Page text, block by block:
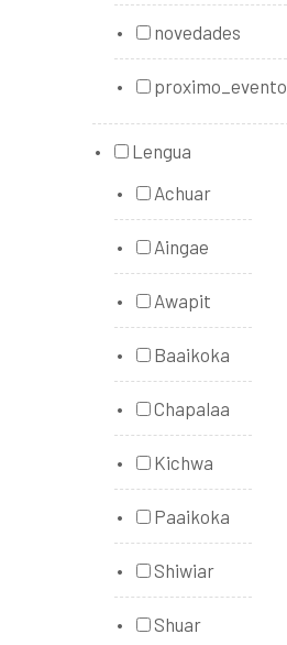
novedades
proximo_evento
Lengua
Achuar
Aingae
Awapit
Baaikoka
Chapalaa
Kichwa
Paaikoka
Shiwiar
Shuar